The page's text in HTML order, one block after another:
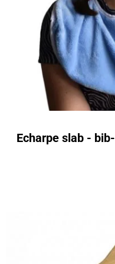
Echarpe slab -